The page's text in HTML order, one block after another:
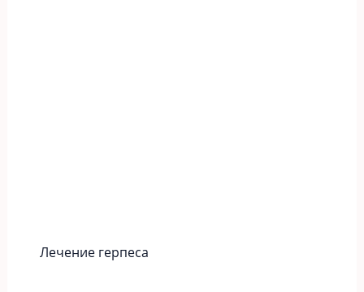
Лечение герпеса